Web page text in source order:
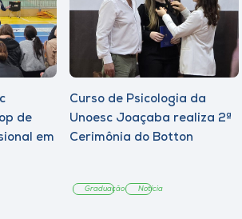
de
em
Curso de Psicologia da
Unoesc Joaçaba realiza 2ª
Cerimônia do Botton
Graduação Notícia